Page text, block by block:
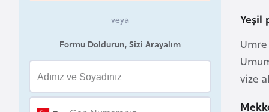
Yeşil
vize
veya
Formu Doldurun, Sizi Arayalım
l
ç